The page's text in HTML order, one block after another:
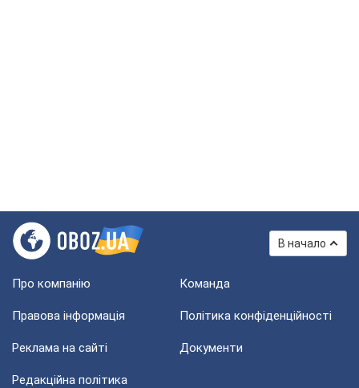
В начало
Про компанію Команда
Правова інформація Політика конфіденційності
Реклама на сайті Документи
Редакційна політика